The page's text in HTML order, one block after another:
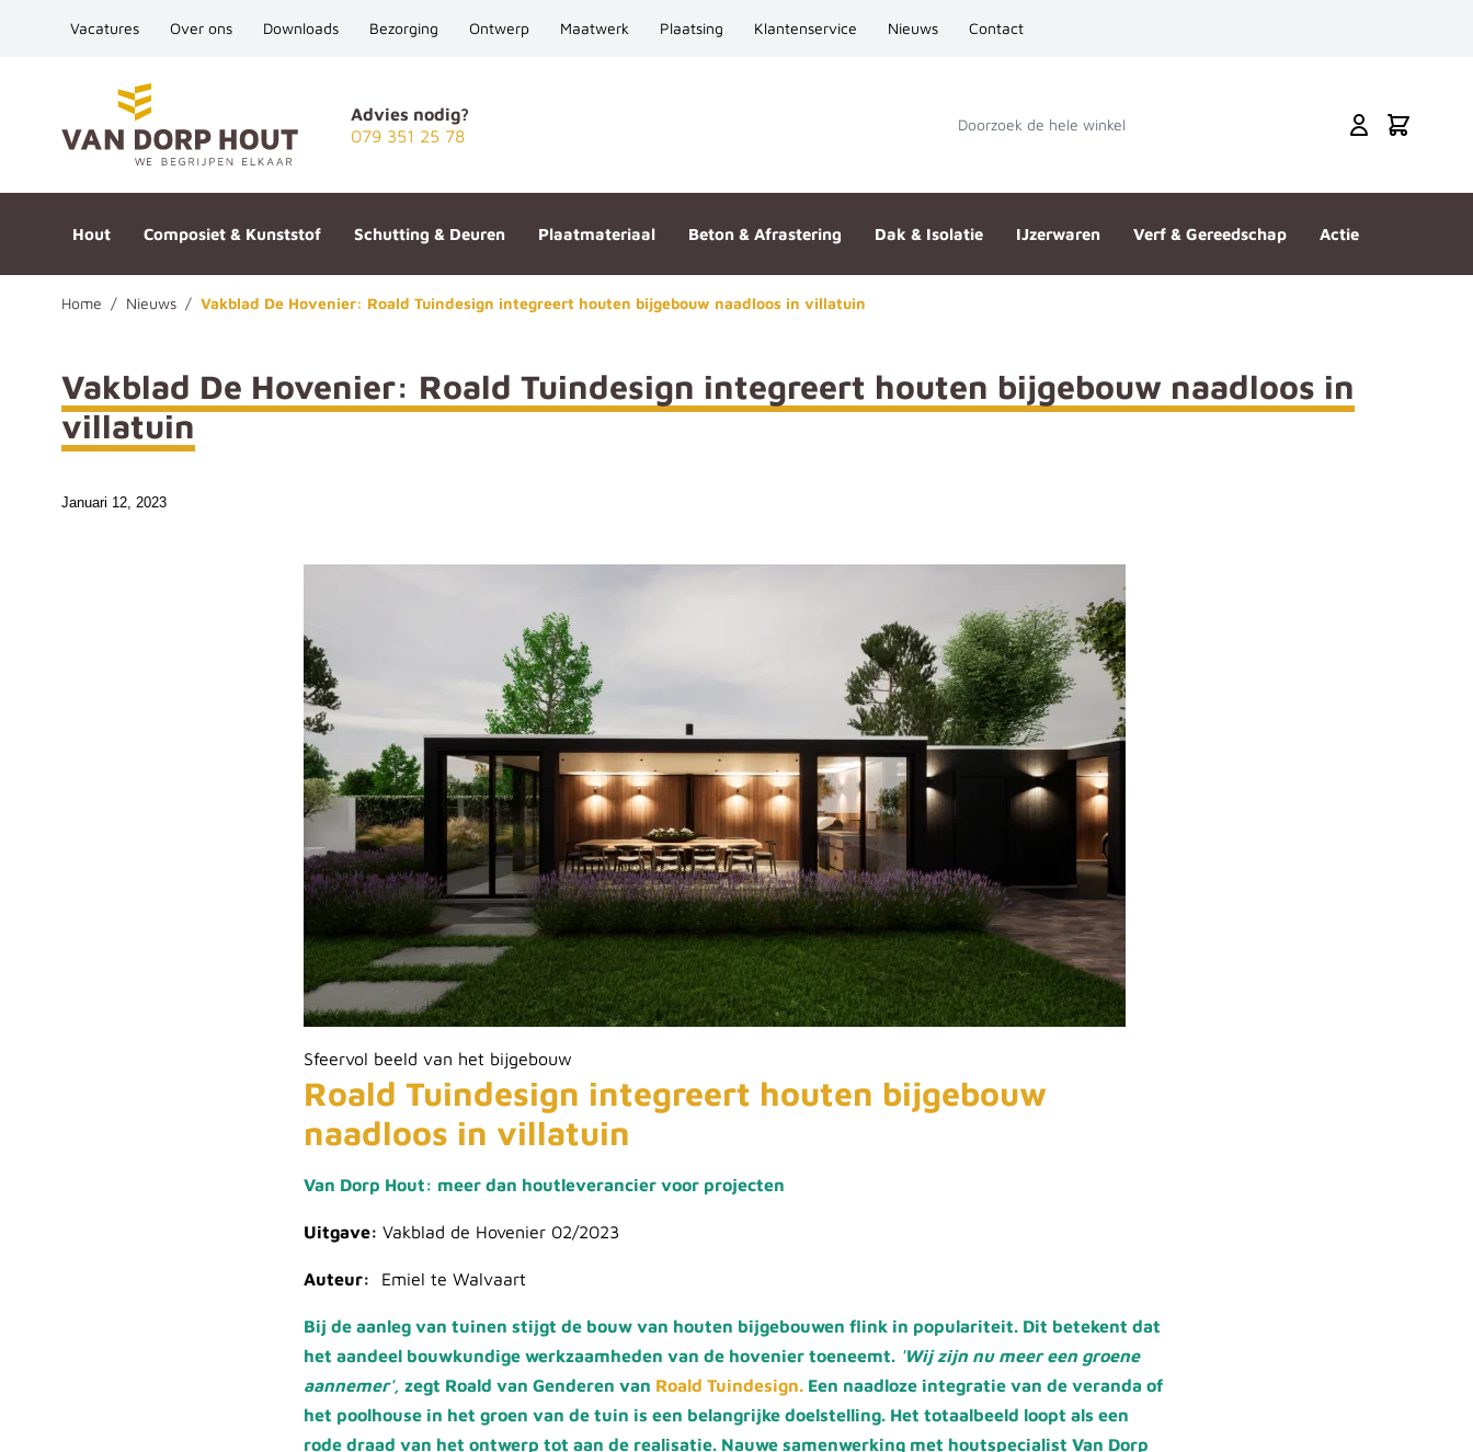
Vacatures Over ons Downloads Bezorging Ontwerp Maatwerk Plaatsing Klantenservice Nieuws Contact
Advies nodig?
079 351 25 78
Doorzoek de hele winkel Cart
Hout Composiet & Kunststof Schutting & Deuren Plaatmateriaal Beton & Afrastering Dak & Isolatie IJzerwaren Verf & Gereedschap Actie
Home / Nieuws / Vakblad De Hovenier: Roald Tuindesign integreert houten bijgebouw naadloos in villatuin
Vakblad De Hovenier: Roald Tuindesign integreert houten bijgebouw naadloos in
villatuin
Januari 12, 2023
Sfeervol beeld van het bijgebouw
Roald Tuindesign integreert houten bijgebouw
naadloos in villatuin
Van Dorp Hout: meer dan houtleverancier voor projecten
Uitgave:Vakblad de Hovenier 02/2023
Auteur: Emiel te Walvaart
Bij de aanleg van tuinen stijgt de bouw van houten bijgebouwen flink in populariteit. Dit betekent dat
het aandeel bouwkundige werkzaamheden van de hovenier toeneemt. 'Wij zijn nu meer een groene
aannemer', zegt Roald van Genderen van Roald Tuindesign. Een naadloze integratie van de veranda of
het poolhouse in het groen van de tuin is een belangrijke doelstelling. Het totaalbeeld loopt als een
rode draad van het ontwerp tot aan de realisatie. Nauwe samenwerking met houtspecialist Van Dorp